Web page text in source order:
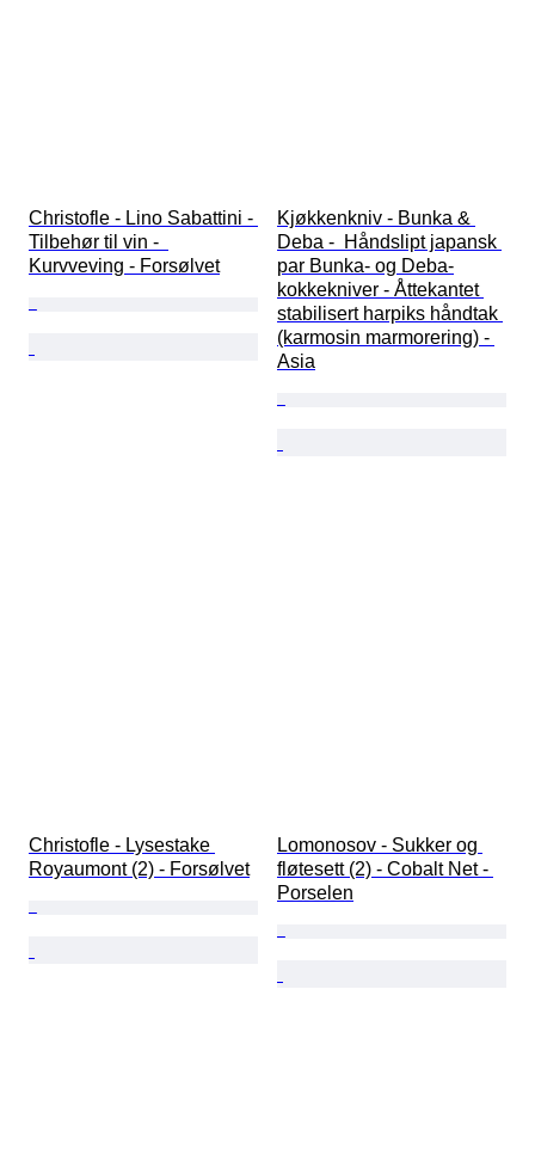
Christofle - Lino Sabattini -
Tilbehør til vin -
Kurvveving - Forsølvet
Kjøkkenkniv - Bunka &
Deba -  Håndslipt japansk
par Bunka- og Deba-
kokkekniver - Åttekantet
stabilisert harpiks håndtak
(karmosin marmorering) -
Asia
Christofle - Lysestake
Royaumont (2) - Forsølvet
Lomonosov - Sukker og
fløtesett (2) - Cobalt Net -
Porselen